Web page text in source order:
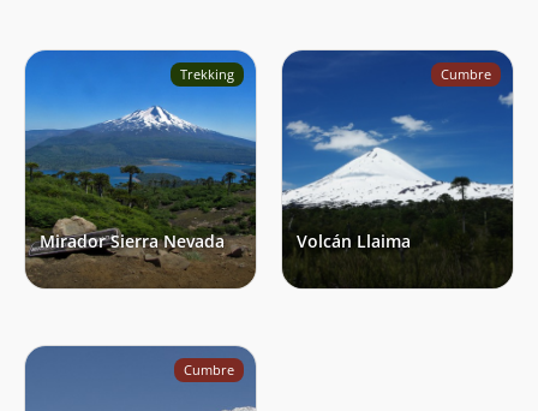
Trekking
Mirador Sierra Nevada
Cumbre
Volcán Llaima
Cumbre